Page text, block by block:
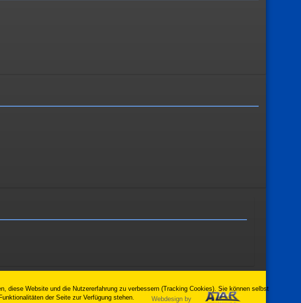
Webdesign by
diese Website und die Nutzererfahrung zu verbessern (Tracking Cookies). Sie können selbst
der Seite zur Verfügung stehen.